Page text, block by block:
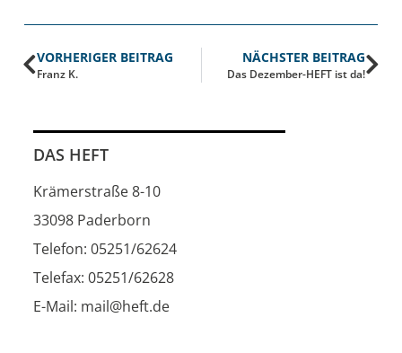
VORHERIGER BEITRAG
Franz K.
NÄCHSTER BEITRAG
Das Dezember-HEFT ist da!
DAS HEFT
Krämerstraße 8-10
33098 Paderborn
Telefon: 05251/62624
Telefax: 05251/62628
E-Mail: mail@heft.de